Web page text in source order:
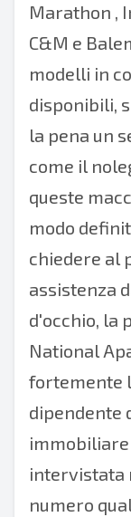
Marathon ,
C&M e
modelli in
disponibili,
la pena un
come il
queste
modo
chiedere al
assistenza
d'occhio, la
National
fortemente
dipendente
immobiliare
intervistata
numero